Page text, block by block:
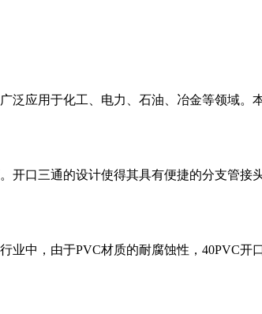
泛应用于化工、电力、石油、冶金等领域。
开口三通的设计使得其具有便捷的分支管接
中，由于PVC材质的耐腐蚀性，40PVC开